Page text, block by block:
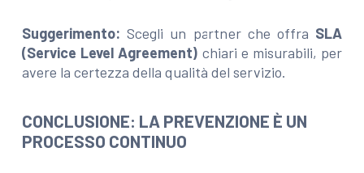
Suggerimento: Scegli un partner che offra SLA
(Service Level Agreement) chiari e misurabili, per
avere la certezza della qualità del servizio.
CONCLUSIONE: LA PREVENZIONE È UN
PROCESSO CONTINUO